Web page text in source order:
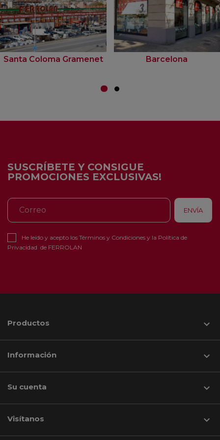
Santa Coloma Gramenet Barcelona
SUSCRÍBETE Y CONSIGUE
PROMOCIONES EXCLUSIVAS!
He leído y acepto los Términos y Condiciones y la Política de
Privacidad de FERROLAN
Productos 
Información 
Su cuenta 
Visítanos keyboard_arrow_down